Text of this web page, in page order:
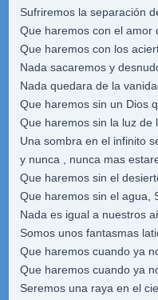
Sufriremos la separación
Que haremos con el amor
Que haremos con los
Nada sacaremos y
Nada quedara de la
Que haremos sin un Dios
Que haremos sin la luz de
Una sombra en el infinito
y nunca , nunca mas
Que haremos sin el
Que haremos sin el agua,
Nada es igual a nuestros
Somos unos fantasmas
Que haremos cuando ya
Que haremos cuando ya
Seremos una raya en el